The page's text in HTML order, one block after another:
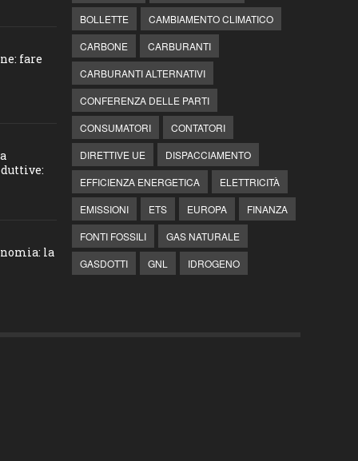
fare
la
BOLLETTE
CAMBIAMENTO CLIMATICO
CARBONE
CARBURANTI
CARBURANTI ALTERNATIVI
CONFERENZA DELLE PARTI
CONSUMATORI
CONTATORI
DIRETTIVE UE
DISPACCIAMENTO
EFFICIENZA ENERGETICA
ELETTRICITÀ
EMISSIONI
ETS EUROPA
FINANZA
FONTI FOSSILI
GAS NATURALE
GASDOTTI
GNL IDROGENO